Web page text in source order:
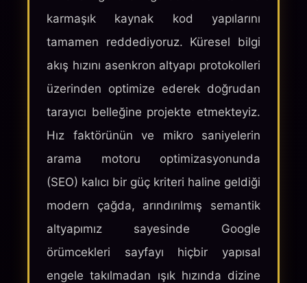
karmaşık kaynak kod yapılarını
tamamen reddediyoruz. Küresel bilgi
akış hızını asenkron altyapı protokolleri
üzerinden optimize ederek doğrudan
tarayıcı belleğine projekte etmekteyiz.
Hız faktörünün ve mikro saniyelerin
arama motoru optimizasyonunda
(SEO) kalıcı bir güç kriteri haline geldiği
modern çağda, arındırılmış semantik
altyapımız sayesinde Google
örümcekleri sayfayı hiçbir yapısal
engele takılmadan ışık hızında dizine